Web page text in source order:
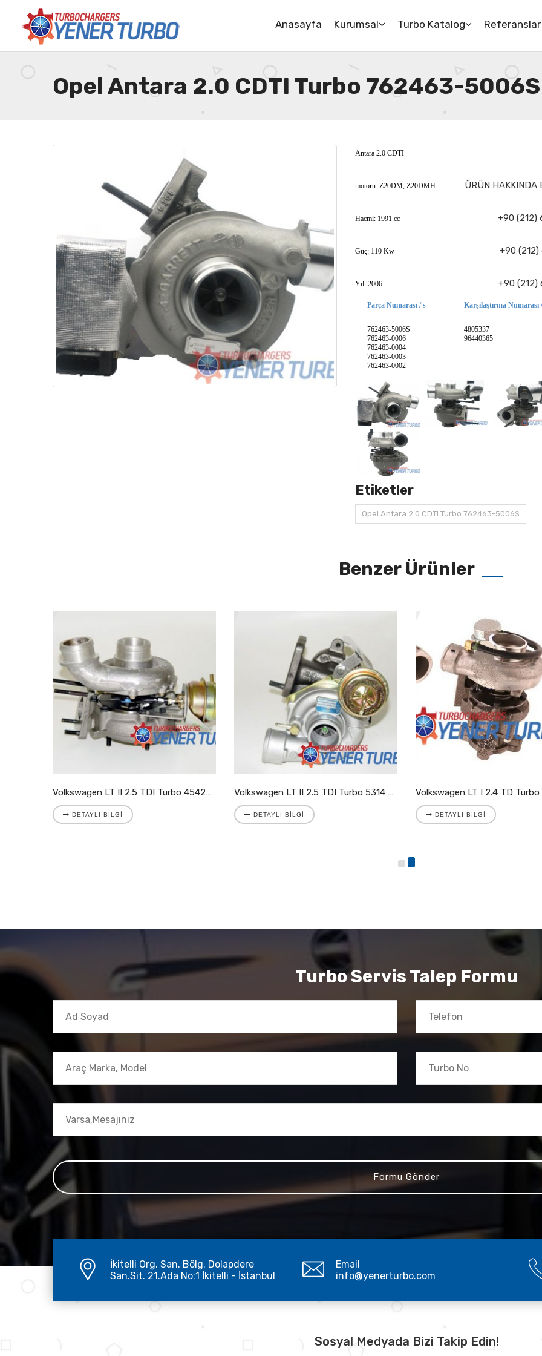
Anasayfa Kurumsal Turbo Katalog Referanslar
Opel Antara 2.0 CDTI Turbo 762463-5006S
Antara 2.0 CDTI
motoru: Z20DM, Z20DMH ÜRÜN HAKKINDA
Hacmi: 1991 cc +90 (212)
Güç: 110 Kw +90 (212)
Yıl: 2006 +90 (212)
Parça Numarası / s
762463-5006S
762463-0006
762463-0004
762463-0003
762463-0002
Karşılaştırma Numarası
4805337
96440365
Etiketler
Opel Antara 2.0 CDTI Turbo 762463-5006S
Benzer Ürünler
Volkswagen LT II 2.5 TDI Turbo 454205-9007S
DETAYLI BILGI
Volkswagen LT II 2.5 TDI Turbo 5314 988 7025
DETAYLI BILGI DETAYLI BILGI
Turbo Servis Talep Formu
İkitelli Org. San. Bölg. Dolapdere
San.Sit. 21.Ada No:1 İkitelli - İstanbul
Email
info@yenerturbo.com
Sosyal Medyada Bizi Takip Edin!